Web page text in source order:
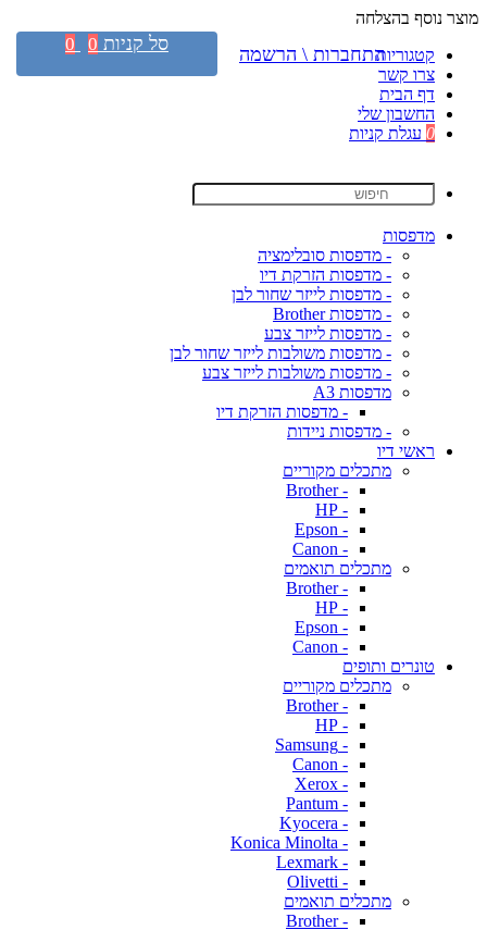
מוצר נוסף בהצלחה
קטגוריות
צרו קשר
דף הבית
החשבון שלי
0 עגלת קניות
מדפסות
- מדפסות סובלימציה
- מדפסות הזרקת דיו
- מדפסות לייזר שחור לבן
- מדפסות Brother
- מדפסות לייזר צבע
- מדפסות משולבות לייזר שחור לבן
- מדפסות משולבות לייזר צבע
מדפסות A3
- מדפסות הזרקת דיו
- מדפסות ניידות
ראשי דיו
מתכלים מקוריים
- Brother
- HP
- Epson
- Canon
מתכלים תואמים
- Brother
- HP
- Epson
- Canon
טונרים ותופים
מתכלים מקוריים
- Brother
- HP
- Samsung
- Canon
- Xerox
- Pantum
- Kyocera
- Konica Minolta
- Lexmark
- Olivetti
מתכלים תואמים
- Brother
התחברות \ הרשמה סל קניות 0
0